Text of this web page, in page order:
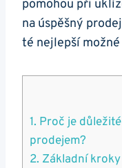
pomohou při
na úspěšný
té nejlepší
1. Proč je
prodejem?
2. Základní